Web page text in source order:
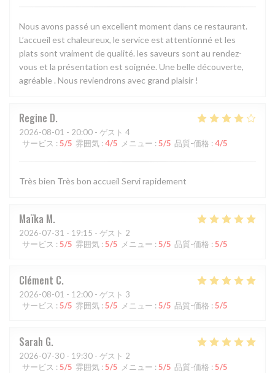
Nous avons passé un excellent moment dans ce restaurant.
L’accueil est chaleureux, le service est attentionné et les
plats sont vraiment de qualité. les saveurs sont au rendez-
vous et la présentation est soignée. Une belle découverte,
agréable . Nous reviendrons avec grand plaisir !
Regine D
2026-08-01 - 20:00 - ゲスト 4
サービス : 5/5 雰囲気 : 4/5 メニュー : 5/5 品質-価格 : 4/5
Très bien Très bon accueil Servi rapidement
Maïka M
2026-07-31 - 19:15 - ゲスト 2
サービス : 5/5 雰囲気 : 5/5 メニュー : 5/5 品質-価格 : 5/5
Clément C
2026-08-01 - 12:00 - ゲスト 3
サービス : 5/5 雰囲気 : 5/5 メニュー : 5/5 品質-価格 : 5/5
Sarah G
2026-07-30 - 19:30 - ゲスト 2
サービス : 5/5 雰囲気 : 5/5 メニュー : 5/5 品質-価格 : 5/5